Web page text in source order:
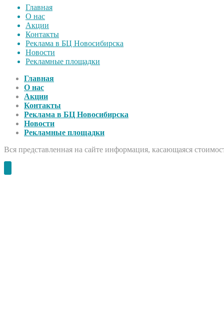
Главная
О нас
Акции
Контакты
Реклама в БЦ Новосибирска
Новости
Рекламные площадки
Главная
О нас
Акции
Контакты
Реклама в БЦ Новосибирска
Новости
Рекламные площадки
Вся представленная на сайте информация, касающаяся